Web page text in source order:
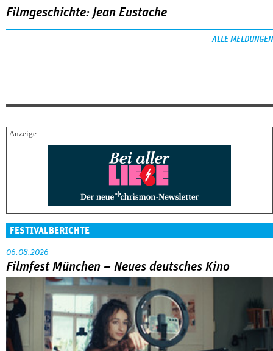
Filmgeschichte: Jean Eustache
ALLE MELDUNGEN
FESTIVALBERICHTE
06.08.2026
Filmfest München – Neues deutsches Kino